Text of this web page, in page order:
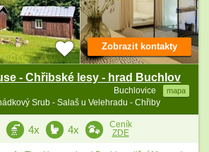
- Chřibské lesy - hrad Buchlov
Buchlovice mapa
Srub - Salaš u Velehradu - Chřiby
Zobrazit kontakty
4x 4x
Ceník
ZDE